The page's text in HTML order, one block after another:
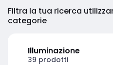
Filtra la tua ricerca
categorie
Illuminazione
39 prodotti